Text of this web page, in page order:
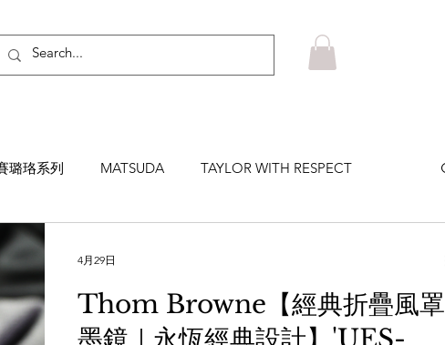
璐珞系列 MATSUDA TAYLOR WITH RESPECT
SINCE 1905 增永眼鏡
MOSCOT ZEISS MASAHIRO MARUYAMA
Thom Browne【經典折疊風罩
4月29日